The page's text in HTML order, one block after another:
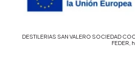
DESTILERIAS SAN VALERO